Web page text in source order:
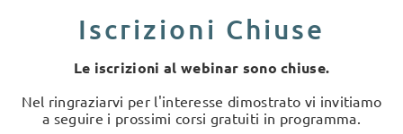
Iscrizioni Chiuse
Le iscrizioni al webinar sono chiuse.
Nel ringraziarvi per l'interesse dimostrato vi invitiamo
a seguire i prossimi corsi gratuiti in programma.